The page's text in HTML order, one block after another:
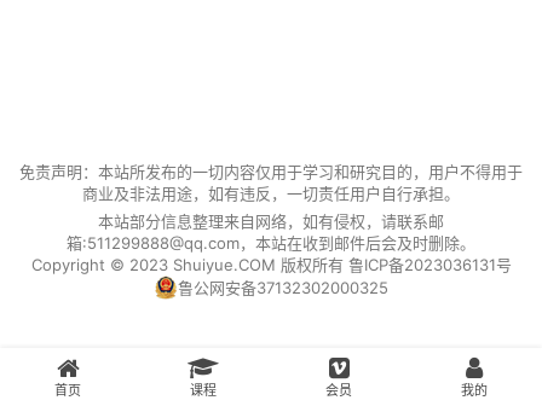
免责声明：本站所发布的一切内容仅用于学习和研究目的，用户不得用于
商业及非法用途，如有违反，一切责任用户自行承担。
本站部分信息整理来自网络，如有侵权，请联系邮
箱:511299888@qq.com，本站在收到邮件后会及时删除。
Copyright © 2023 Shuiyue.COM 版权所有 鲁ICP备2023036131号
鲁公网安备37132302000325
首页 课程 会员 我的